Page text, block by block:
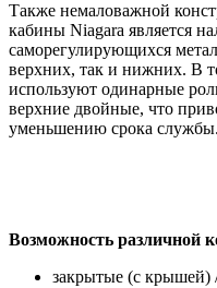
Также немаловажной
кабины Niagara является
саморегулирующихся
верхних, так и нижних. В
используют одинарные
верхние двойные, что
уменьшению срока службы.
Возможность различной
закрытые (с крышей)